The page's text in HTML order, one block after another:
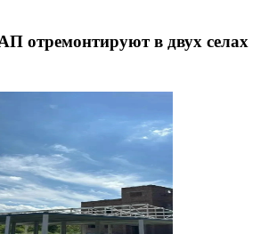
отремонтируют в двух селах